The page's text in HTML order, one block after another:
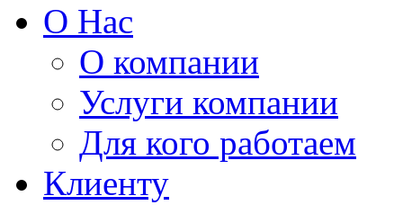
О Нас
О компании
Услуги компании
Для кого работаем
Клиенту